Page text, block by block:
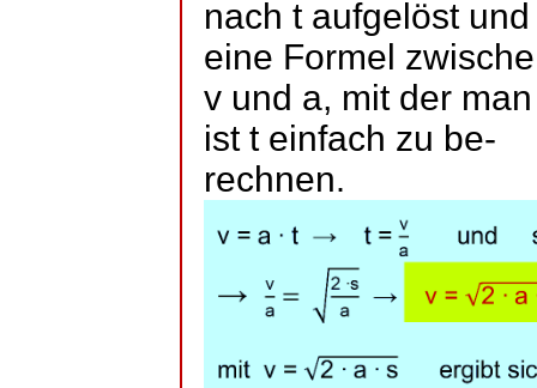
nach t aufgelöst
eine Formel
v und a, mit der
ist t einfach zu be-
rechnen.